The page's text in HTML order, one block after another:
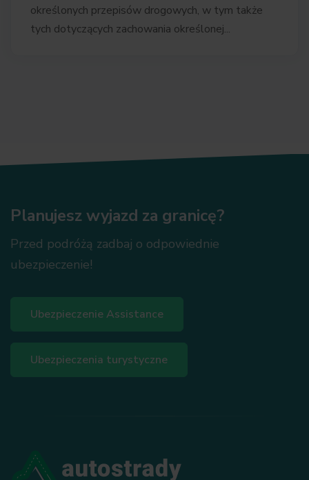
określonych przepisów drogowych, w tym także
tych dotyczących zachowania określonej...
Planujesz wyjazd za granicę?
Przed podróżą zadbaj o odpowiednie
ubezpieczenie!
Ubezpieczenie Assistance
Ubezpieczenia turystyczne